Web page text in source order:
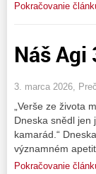
Pokračovanie
Náš Agi
3. marca 2026,
„Verše ze života
Dneska snědl jen
kamarád.“
významném
Pokračovanie